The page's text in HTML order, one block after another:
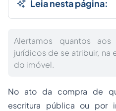
Leia nesta página:
Alertamos quantos
jurídicos de se atribuir, na
do imóvel.
No ato da compra de
escritura pública ou por